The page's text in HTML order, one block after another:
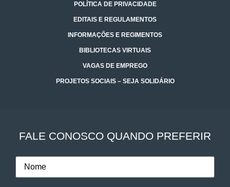
POLÍTICA DE PRIVACIDADE
EDITAIS E REGULAMENTOS
INFORMAÇÕES E REGIMENTOS
BIBLIOTECAS VIRTUAIS
VAGAS DE EMPREGO
PROJETOS SOCIAIS – SEJA SOLIDÁRIO
FALE CONOSCO QUANDO PREFERIR